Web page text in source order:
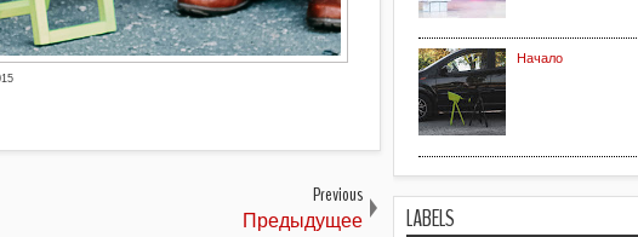
Previous
Предыдущее
Начало
LABELS